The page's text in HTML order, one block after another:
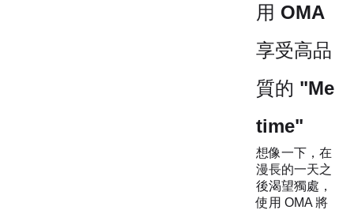
用 OMA
享受高品
質的 "Me
time"
想像一下，在
漫長的一天之
後渴望獨處，
使用 OMA 將